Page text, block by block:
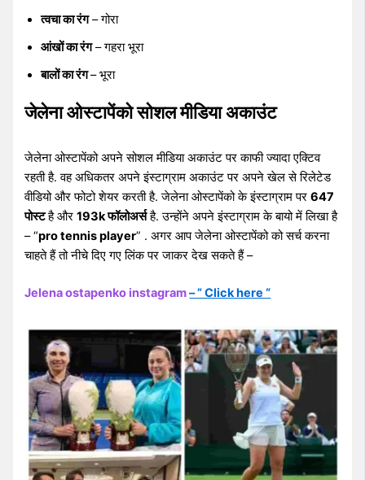
त्वचा का रंग– गोरा
आंखों का रंग– गहरा भूरा
बालों का रंग– भूरा
जेलेना ओस्टापेंको सोशल मीडिया अकाउंट
जेलेना ओस्टापेंको अपने सोशल मीडिया अकाउंट पर काफी ज्यादा एक्टिव
रहती है. वह अधिकतर अपने इंस्टाग्राम अकाउंट पर अपने खेल से रिलेटेड
वीडियो और फोटो शेयर करती है. जेलेना ओस्टापेंको के इंस्टाग्राम पर647
पोस्टहै और193k फॉलोअर्सहै. उन्होंने अपने इंस्टाग्राम के बायो में लिखा है
– “pro tennis player” . अगर आप जेलेना ओस्टापेंको को सर्च करना
चाहते हैं तो नीचे दिए गए लिंक पर जाकर देख सकते हैं –
Jelena ostapenko instagram– ” Click here “